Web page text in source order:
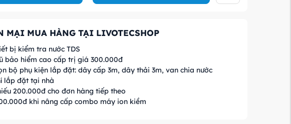
MẠI MUA HÀNG TẠI LIVOTECSHOP
bị kiểm tra nước TDS
bảo hiểm cao cấp trị giá 300.000đ
bộ phụ kiện lắp đặt: dây cấp 3m, dây thải 3m, van chia nước
lắp đặt tại nhà
200.000đ cho đơn hàng tiếp theo
khi nâng cấp combo máy ion kiềm